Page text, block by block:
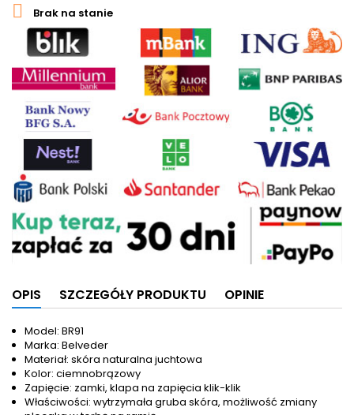
 Brak na stanie
OPIS SZCZEGÓŁY PRODUKTU OPINIE
Model: BR91
Marka: Belveder
Materiał: skóra naturalna juchtowa
Kolor: ciemnobrązowy
Zapięcie: zamki, klapa na zapięcia klik-klik
Właściwości: wytrzymała gruba skóra, możliwość zmiany